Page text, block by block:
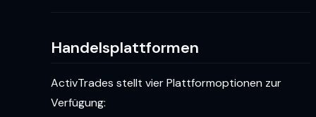
Handelsplattformen
ActivTrades stellt vier Plattformoptionen zur
Verfügung: